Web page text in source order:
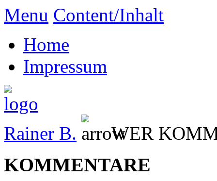
Menu Content/Inhalt
Home
Impressum
Rainer B. WER
KOMMENTARE